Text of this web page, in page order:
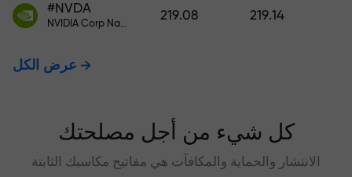
#NVDA
NVIDIA Corp Nasdaq Stock Exchange (Nasdaq) USD
219.08 219.14
عرض الكل
كل شيء من أجل مصلحتك
الانتشار والحماية والمكافآت هي مفاتيح مكاسبك الثابتة